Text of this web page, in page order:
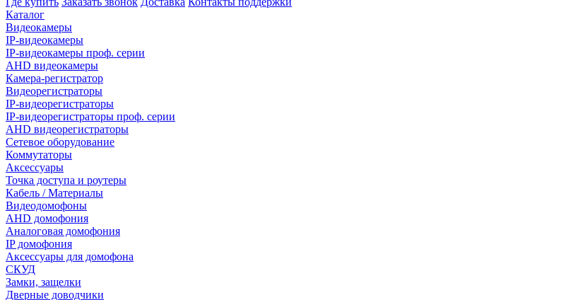
Каталог
Видеокамеры
IP-видеокамеры
IP-видеокамеры проф. серии
AHD видеокамеры
Камера-регистратор
Видеорегистраторы
IP-видеорегистраторы
IP-видеорегистраторы проф. серии
AHD видеорегистраторы
Сетевое оборудование
Коммутаторы
Аксессуары
Точка доступа и роутеры
Кабель / Материалы
Видеодомофоны
AHD домофония
Аналоговая домофония
IP домофония
Аксессуары для домофона
СКУД
Замки, защелки
Дверные доводчики